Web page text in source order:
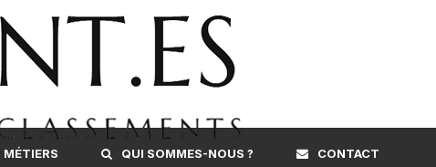
MÉTIERS QUI SOMMES-NOUS ? CONTACT